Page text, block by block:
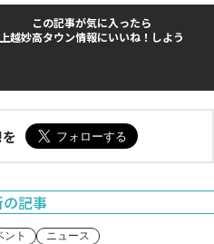
この記事が気に入ったら
上越妙高タウン情報にいいね！しよう
記事
ント ニュース